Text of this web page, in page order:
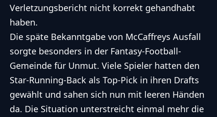
Verletzungsbericht nicht korrekt gehandhabt
haben.
Die späte Bekanntgabe von McCaffreys Ausfall
sorgte besonders in der Fantasy-Football-
Gemeinde für Unmut. Viele Spieler hatten den
Star-Running-Back als Top-Pick in ihren Drafts
gewählt und sahen sich nun mit leeren Händen
da. Die Situation unterstreicht einmal mehr die